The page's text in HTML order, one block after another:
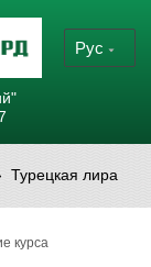
Рус
Турецкая лира
курса